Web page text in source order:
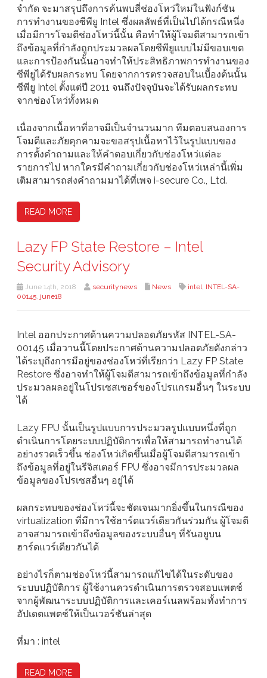
จำกัด จะมาสรุปถึงการค้นพบสี่ช่องโหว่ใหม่ในฟังก์ชัน
การทำงานของซีพียู Intel ซึ่งผลลัพธ์ที่เป็นไปได้กรณีหนึ่ง
เมื่อมีการโจมตีช่องโหว่นี้นั้น คือทำให้ผู้โจมตีสามารถเข้า
ถึงข้อมูลที่กำลังถูกประมวลผลโดยซีพียูแบบไม่มีขอบเขต
และการป้องกันนั้นอาจทำให้ประสิทธิภาพการทำงานของ
ซีพียูได้รับผลกระทบ โดยจากการตรวจสอบในเบื้องต้นนั้น
ซีพียู Intel ตั้งแต่ปี 2011 จนถึงปัจจุบันจะได้รับผลกระทบ
จากช่องโหว่ทั้งหมด
เนื่องจากเนื้อหาที่อาจมีเป็นจำนวนมาก ทีมตอบสนองการ
โจมตีและภัยคุกคามจะขอสรุปเนื้อหาไว้ในรูปแบบของ
การตั้งคำถามและให้คำตอบเกี่ยวกับช่องโหว่แต่ละ
รายการไป หากใครมีคำถามเกี่ยวกับช่องโหว่เหล่านี้เพิ่ม
เติมสามารถส่งคำถามมาได้ที่เพจ i-secure Co., Ltd.
READ MORE
Lazy FP State Restore – Intel
Security Advisory
June 14th, 2018 securitynews News intel, INTEL-SA-
00145, june18
Intel ออกประกาศด้านความปลอดภัยรหัส INTEL-SA-
00145 เมื่อวานนี้โดยประกาศด้านความปลอดภัยดังกล่าว
ได้ระบุถึงการมีอยู่ของช่องโหว่ที่เรียกว่า Lazy FP State
Restore ซึ่งอาจทำให้ผู้โจมตีสามารถเข้าถึงข้อมูลที่กำลัง
ประมวลผลอยู่ในโปรเซสเซอร์ของโปรแกรมอื่นๆ ในระบบ
ได้
Lazy FPU นั้นเป็นรูปแบบการประมวลรูปแบบหนึ่งที่ถูก
ดำเนินการโดยระบบปฏิบัติการเพื่อให้สามารถทำงานได้
อย่างรวดเร็วขึ้น ช่องโหว่เกิดขึ้นเมื่อผู้โจมตีสามารถเข้า
ถึงข้อมูลที่อยู่ในรีจิสเตอร์ FPU ซึ่งอาจมีการประมวลผล
ข้อมูลของโปรเซสอื่นๆ อยู่ได้
ผลกระทบของช่องโหว่นี้จะชัดเจนมากยิ่งขึ้นในกรณีของ
virtualization ที่มีการใช้ฮาร์ดแวร์เดียวกันร่วมกัน ผู้โจมตี
อาจสามารถเข้าถึงข้อมูลของระบบอื่นๆ ที่รันอยูบน
ฮาร์ดแวร์เดียวกันได้
อย่างไรก็ตามช่องโหว่นี้สามารถแก้ไขได้ในระดับของ
ระบบปฏิบัติการ ผู้ใช้งานควรดำเนินการตรวจสอบแพตช์
จากผู้พัฒนาระบบปฏิบัติการและเคอร์เนลพร้อมทั้งทำการ
อัปเดตแพตช์ให้เป็นเวอร์ชันล่าสุด
ที่มา : intel
READ MORE